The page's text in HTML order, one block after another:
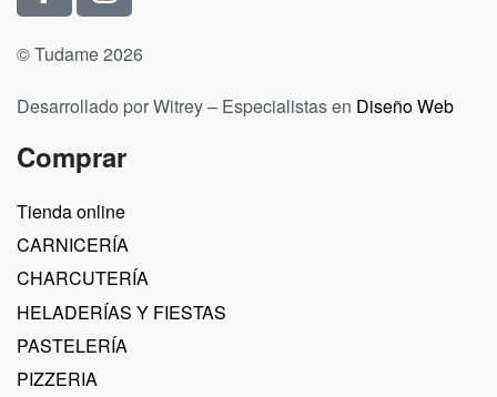
© Tudame 2026
Desarrollado por Witrey – Especialistas en Diseño Web
Comprar
Tienda online
CARNICERÍA
CHARCUTERÍA
HELADERÍAS Y FIESTAS
PASTELERÍA
PIZZERIA